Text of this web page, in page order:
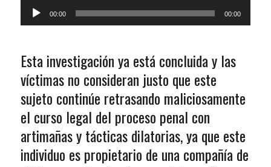
audio
Reproductor
00:00 00:00
Esta investigación ya está concluida y las
víctimas no consideran justo que este
sujeto continúe retrasando maliciosamente
el curso legal del proceso penal con
artimañas y tácticas dilatorias, ya que este
individuo es propietario de una compañía de